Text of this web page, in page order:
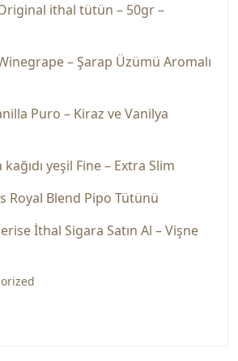
ithal tütün – 50gr –
– Şarap Üzümü Aromalı
Puro – Kiraz ve Vanilya
yeşil Fine – Extra Slim
Royal Blend Pipo Tütünü
İthal Sigara Satın Al – Vişne